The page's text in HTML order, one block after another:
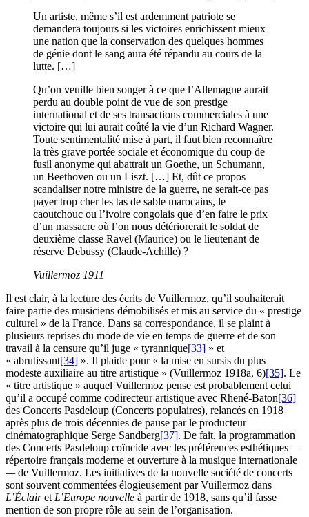
Un artiste, même s’il est ardemment patriote se
demandera toujours si les victoires enrichissent mieux
une nation que la conservation des quelques hommes
de génie dont le sang aura été répandu au cours de la
lutte. […]
Qu’on veuille bien songer à ce que l’Allemagne aurait
perdu au double point de vue de son prestige
international et de ses transactions commerciales à une
victoire qui lui aurait coûté la vie d’un Richard Wagner.
Toute sentimentalité mise à part, il faut bien reconnaître
la très grave portée sociale et économique du coup de
fusil anonyme qui abattrait un Goethe, un Schumann,
un Beethoven ou un Liszt. […] Et, dût ce propos
scandaliser notre ministre de la guerre, ne serait-ce pas
payer trop cher les tas de sable marocains, le
caoutchouc ou l’ivoire congolais que d’en faire le prix
d’un massacre où l’on nous détériorerait le soldat de
deuxième classe Ravel (Maurice) ou le lieutenant de
réserve Debussy (Claude-Achille) ?
Vuillermoz 1911
Il est clair, à la lecture des écrits de Vuillermoz, qu’il souhaiterait
faire partie des musiciens démobilisés et mis au service du « prestige
culturel » de la France. Dans sa correspondance, il se plaint à
plusieurs reprises du mode de vie en temps de guerre et de son
travail à la censure qu’il juge « tyrannique[33] » et
« abrutissant[34] ». Il plaide pour « la mise en sursis du plus
modeste auxiliaire au titre artistique » (Vuillermoz 1918a, 6)[35]. Le
« titre artistique » auquel Vuillermoz pense est probablement celui
qu’il a occupé comme codirecteur artistique avec Rhené-Baton[36]
des Concerts Pasdeloup (Concerts populaires), relancés en 1918
après plus de trois décennies de pause par le producteur
cinématographique Serge Sandberg[37]. De fait, la programmation
des Concerts Pasdeloup coïncide avec les préférences esthétiques —
répertoire français moderne et ouverture à la musique internationale
—de Vuillermoz. Les initiatives de la nouvelle société de concerts
sont souvent commentées élogieusement par Vuillermoz dans
L’Éclairet L’Europe nouvelle à partir de 1918, sans qu’il fasse
mention de son propre rôle au sein de l’organisation.